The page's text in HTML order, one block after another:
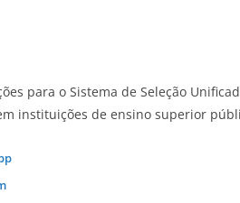
para o Sistema de Seleção
instituições de ensino superior